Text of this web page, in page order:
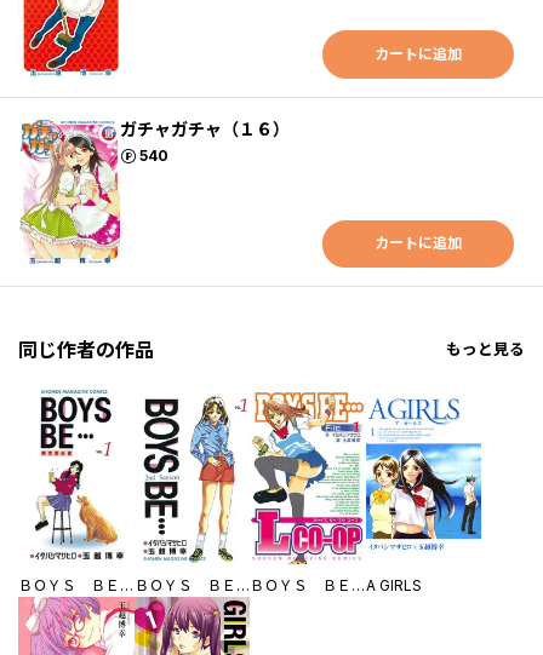
カートに追加
ガチャガチャ（１６）
540
ポイント
カートに追加
同じ作者の作品 もっと見る
ＢＯＹＳ ＢＥ・・・ ＢＯＹＳ ＢＥ・・・２ｎｄ Ｓｅａｓｏｎ ＢＯＹＳ ＢＥ…ＬｃｏｏｐA GIRLS